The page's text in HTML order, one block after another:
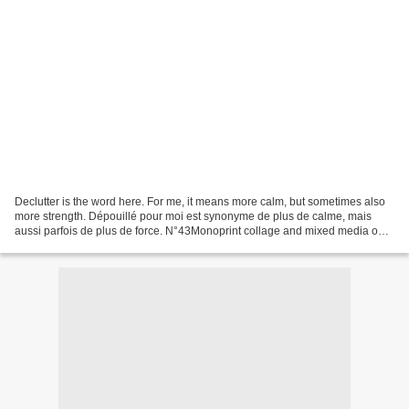
Declutter is the word here. For me, it means more calm, but sometimes also
more strength. Dépouillé pour moi est synonyme de plus de calme, mais
aussi parfois de plus de force. N°43Monoprint collage and mixed media on